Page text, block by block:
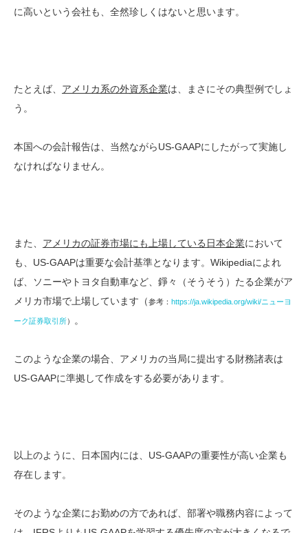
に高いという会社も、全然珍しくはないと思います。
たとえば、 アメリカ系の外資系企業は、まさにその典型例でしょ
う。
本国への会計報告は、当然ながらUS-GAAPにしたがって実施し
なければなりません。
また、 アメリカの証券市場にも上場している日本企業において
も、US-GAAPは重要な会計基準となります。Wikipediaによれ
ば、ソニーやトヨタ自動車など、錚々（そうそう）たる企業がア
メリカ市場で上場しています（参考： https://ja.wikipedia.org/wiki/ニューヨ
ーク証券取引所） 。
このような企業の場合、アメリカの当局に提出する財務諸表は
US-GAAPに準拠して作成をする必要があります。
以上のように、日本国内には、US-GAAPの重要性が高い企業も
存在します。
そのような企業にお勤めの方であれば、部署や職務内容によって